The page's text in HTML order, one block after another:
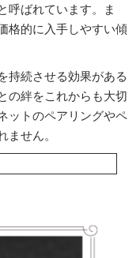
呼ばれています。ま
格的に入手しやすい傾
持続させる効果がある
の絆をこれからも大切
ットのペアリングやペ
せん。